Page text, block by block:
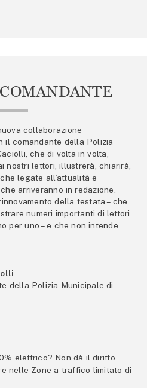
collaborazione
il comandante della Polizia
che di volta in volta,
nostri lettori, illustrerà, chiarirà,
legate all’attualità e
arriveranno in redazione.
della testata – che
numeri importanti di lettori
per uno – e che non intende
della Polizia Municipale di
elettrico? Non dà il diritto
nelle Zone a traffico limitato di